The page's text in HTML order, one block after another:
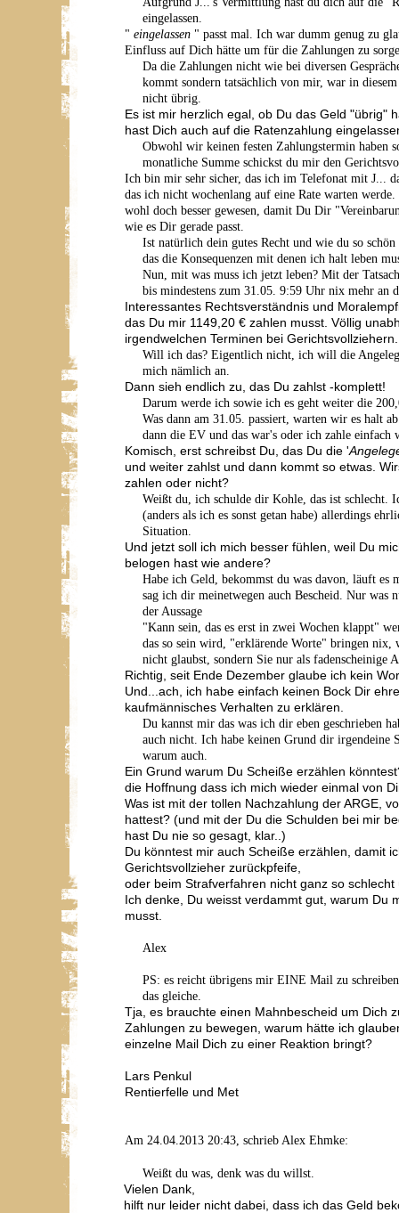
eingelassen.
" eingelassen " passt mal. Ich war dumm genug zu
Einfluss auf Dich hätte um für die Zahlungen zu
Da die Zahlungen nicht wie bei diversen
kommt sondern tatsächlich von mir, war in
nicht übrig.
Es ist mir herzlich egal, ob Du das Geld "übrig"
hast Dich auch auf die Ratenzahlung
Obwohl wir keinen festen Zahlungstermin haben
monatliche Summe schickst du mir den
Ich bin mir sehr sicher, das ich im Telefonat mit J...
das ich nicht wochenlang auf eine Rate warten
wohl doch besser gewesen, damit Du Dir
wie es Dir gerade passt.
Ist natürlich dein gutes Recht und wie du so schön
das die Konsequenzen mit denen ich halt leben
Nun, mit was muss ich jetzt leben? Mit der
bis mindestens zum 31.05. 9:59 Uhr nix mehr an
Interessantes Rechtsverständnis und
das Du mir 1149,20 € zahlen musst. Völlig
irgendwelchen Terminen bei Gerichtsvollziehern.
Will ich das? Eigentlich nicht, ich will die
mich nämlich an.
Dann sieh endlich zu, das Du zahlst -komplett!
Darum werde ich sowie ich es geht weiter die
Was dann am 31.05. passiert, warten wir es halt
dann die EV und das war's oder ich zahle einfach
Komisch, erst schreibst Du, das Du die '
und weiter zahlst und dann kommt so etwas.
zahlen oder nicht?
Weißt du, ich schulde dir Kohle, das ist schlecht.
(anders als ich es sonst getan habe) allerdings
Situation.
Und jetzt soll ich mich besser fühlen, weil Du
belogen hast wie andere?
Habe ich Geld, bekommst du was davon, läuft es
sag ich dir meinetwegen auch Bescheid. Nur was
der Aussage
"Kann sein, das es erst in zwei Wochen klappt"
das so sein wird, "erklärende Worte" bringen nix,
nicht glaubst, sondern Sie nur als fadenscheinige
Richtig, seit Ende Dezember glaube ich kein
Und...ach, ich habe einfach keinen Bock Dir
kaufmännisches Verhalten zu erklären.
Du kannst mir das was ich dir eben geschrieben
auch nicht. Ich habe keinen Grund dir irgendeine
warum auch.
Ein Grund warum Du Scheiße erzählen
die Hoffnung dass ich mich wieder einmal von
Was ist mit der tollen Nachzahlung der ARGE,
hattest? (und mit der Du die Schulden bei mir
hast Du nie so gesagt, klar..)
Du könntest mir auch Scheiße erzählen, damit
Gerichtsvollzieher zurückpfeife,
oder beim Strafverfahren nicht ganz so schlecht
Ich denke, Du weisst verdammt gut, warum Du
musst.
Alex
PS: es reicht übrigens mir EINE Mail zu
das gleiche.
Tja, es brauchte einen Mahnbescheid um Dich
Zahlungen zu bewegen, warum hätte ich
einzelne Mail Dich zu einer Reaktion bringt?
Lars Penkul
Rentierfelle und Met
Am 24.04.2013 20:43, schrieb Alex Ehmke:
Weißt du was, denk was du willst.
Vielen Dank,
hilft nur leider nicht dabei, dass ich das Geld